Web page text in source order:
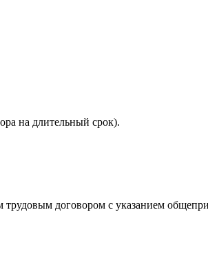
на длительный срок).
трудовым договором с указанием